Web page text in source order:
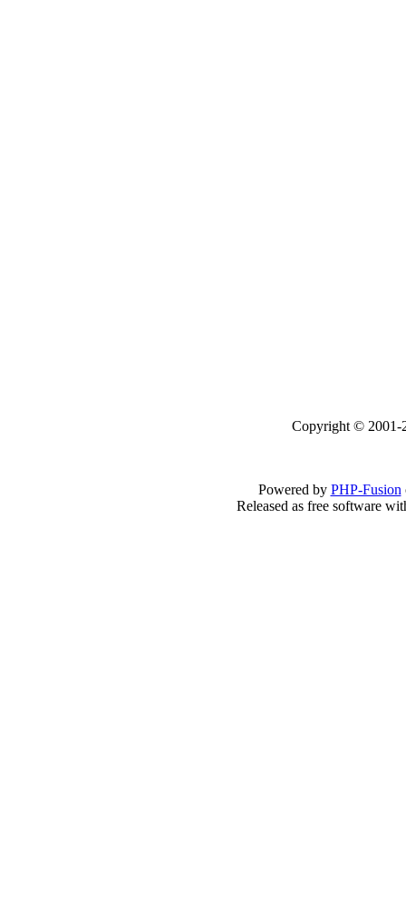
Copyright © 2001-
Powered by PHP-Fusion
Released as free software